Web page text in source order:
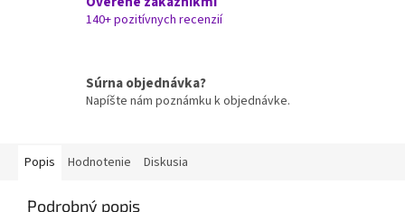
140+ pozitívnych recenzií
Súrna objednávka?
Napíšte nám poznámku k objednávke.
Popis Hodnotenie Diskusia
Podrobný popis